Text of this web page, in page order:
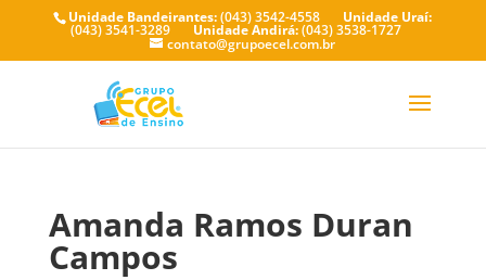
Unidade Bandeirantes:(043) 3542-4558 Unidade Uraí:
(043) 3541-3289 Unidade Andirá:(043) 3538-1727
contato@grupoecel.com.br
Amanda Ramos Duran
Campos